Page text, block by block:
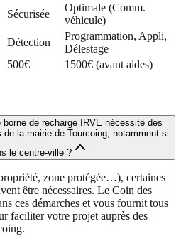
Sécurisée
Optimale (Comm.
véhicule)
Détection
Programmation, Appli,
Délestage
500€ 1500€ (avant aides)
de recharge IRVE nécessite des
la mairie de Tourcoing, notamment si
le centre-ville ?
zone protégée…), certaines
être nécessaires. Le Coin des
ces démarches et vous fournit tous
faciliter votre projet auprès des